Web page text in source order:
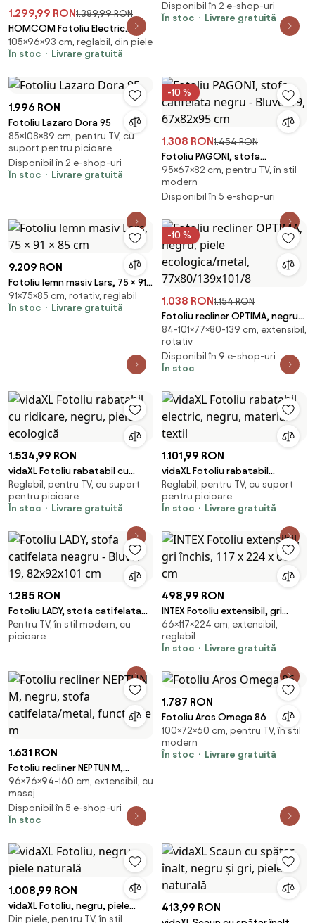
1.299,99 RON1.389,99 RON
HOMCOM Fotoliu Electric
Rabatabil cu Ridicare pentru
Persoane, Capitolaj Gros și
96x93x105 cm, Negru Elegant |
105×96×93 cm, reglabil, din piele
În stoc
Livrare gratuită
extensibil, Air PU Premium,
Negru
Disponibil în 2 e-shop-uri
În stoc
Livrare gratuită
1.996 RON
Fotoliu Lazaro Dora 95
85×108×89 cm, pentru TV, cu
suport pentru picioare
Disponibil în 2 e-shop-uri
În stoc
Livrare gratuită
-10 %
1.308 RON1.454 RON
Fotoliu PAGONI, stofa
catifelata negru - Bluvel 19,
67x82x95 cm
95×67×82 cm, pentru TV, în stil
modern
Disponibil în 5 e-shop-uri
9.209 RON
Fotoliu lemn masiv Lars, 75 × 91 ×
85 cm
91×75×85 cm, rotativ, reglabil
În stoc
Livrare gratuită
-10 %
1.038 RON1.154 RON
Fotoliu recliner OPTIMA, negru,
piele ecologica/metal,
77x80/139x101/8
84-101×77×80-139 cm, extensibil,
rotativ
Disponibil în 9 e-shop-uri
În stoc
1.534,99 RON
vidaXL Fotoliu rabatabil cu
ridicare, negru, piele ecologică
Reglabil, pentru TV, cu suport
pentru picioare
În stoc
Livrare gratuită
1.101,99 RON
vidaXL Fotoliu rabatabil
electric, negru, material textil
Reglabil, pentru TV, cu suport
pentru picioare
În stoc
Livrare gratuită
1.285 RON
Fotoliu LADY, stofa catifelata
neagru - Bluvel 19, 82x92x101 cm
Pentru TV, în stil modern, cu
picioare
498,99 RON
INTEX Fotoliu extensibil, gri
închis, 117 x 224 x 66 cm
66×117×224 cm, extensibil,
reglabil
În stoc
Livrare gratuită
1.631 RON
Fotoliu recliner NEPTUN M,
negru, stofa catifelata/metal,
functie de m
96×76×94-160 cm, extensibil, cu
masaj
Disponibil în 5 e-shop-uri
În stoc
1.787 RON
Fotoliu Aros Omega 86
100×72×60 cm, pentru TV, în stil
modern
În stoc
Livrare gratuită
1.008,99 RON
vidaXL Fotoliu, negru, piele
naturală
Din piele, pentru TV, în stil
413,99 RON